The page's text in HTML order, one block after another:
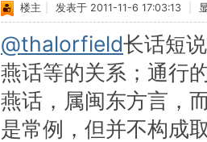
楼主 发表于 2011-11-6 17:03:13
@thalorfield长话短
燕话等的关系；通行
燕话，属闽东方言，
是常例，但并不构成